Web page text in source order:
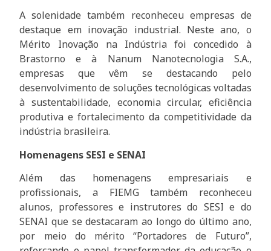
A solenidade também reconheceu empresas de
destaque em inovação industrial. Neste ano, o
Mérito Inovação na Indústria foi concedido à
Brastorno e à Nanum Nanotecnologia S.A.,
empresas que vêm se destacando pelo
desenvolvimento de soluções tecnológicas voltadas
à sustentabilidade, economia circular, eficiência
produtiva e fortalecimento da competitividade da
indústria brasileira.
Homenagens SESI e SENAI
Além das homenagens empresariais e
profissionais, a FIEMG também reconheceu
alunos, professores e instrutores do SESI e do
SENAI que se destacaram ao longo do último ano,
por meio do mérito “Portadores de Futuro”,